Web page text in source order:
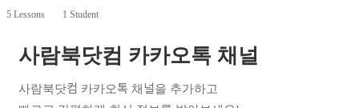
5 Lessons 1 Student
사람북닷컴 카카오톡 채널
사람북닷컴 카카오톡 채널을 추가하고